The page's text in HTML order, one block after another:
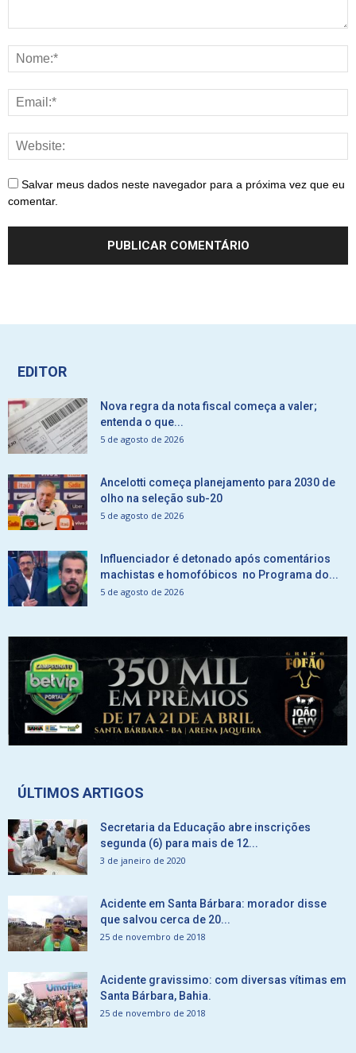
Salvar meus dados neste navegador para a próxima vez que eu
comentar.
EDITOR
Nova regra da nota fiscal começa a valer;
entenda o que...
5 de agosto de 2026
Ancelotti começa planejamento para 2030 de
olho na seleção sub-20
5 de agosto de 2026
Influenciador é detonado após comentários
machistas e homofóbicos no Programa do...
5 de agosto de 2026
ÚLTIMOS ARTIGOS
Secretaria da Educação abre inscrições
segunda (6) para mais de 12...
3 de janeiro de 2020
Acidente em Santa Bárbara: morador disse
que salvou cerca de 20...
25 de novembro de 2018
Acidente gravissimo: com diversas vítimas em
Santa Bárbara, Bahia.
25 de novembro de 2018